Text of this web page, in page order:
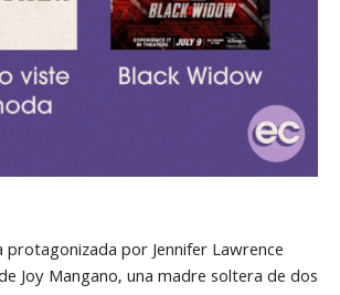
protagonizada por Jennifer Lawrence
Joy Mangano, una madre soltera de dos